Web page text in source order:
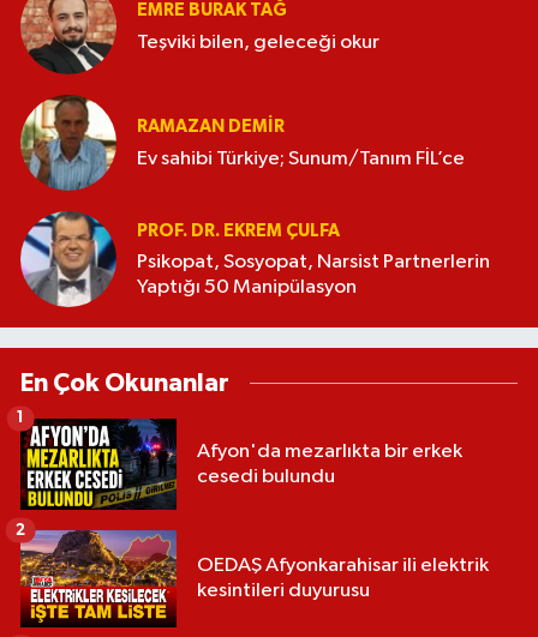
EMRE BURAK TAĞ
Teşviki bilen, geleceği okur
RAMAZAN DEMİR
Ev sahibi Türkiye; Sunum/Tanım FİL’ce
PROF. DR. EKREM ÇULFA
Psikopat, Sosyopat, Narsist Partnerlerin
Yaptığı 50 Manipülasyon
En Çok Okunanlar
Afyon'da mezarlıkta bir erkek
cesedi bulundu
1
OEDAŞ Afyonkarahisar ili elektrik
kesintileri duyurusu
2